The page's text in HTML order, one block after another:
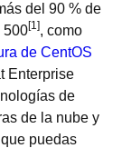
del 90 % de
500[1], como
de CentOS
Enterprise
de
de la nube y
puedas